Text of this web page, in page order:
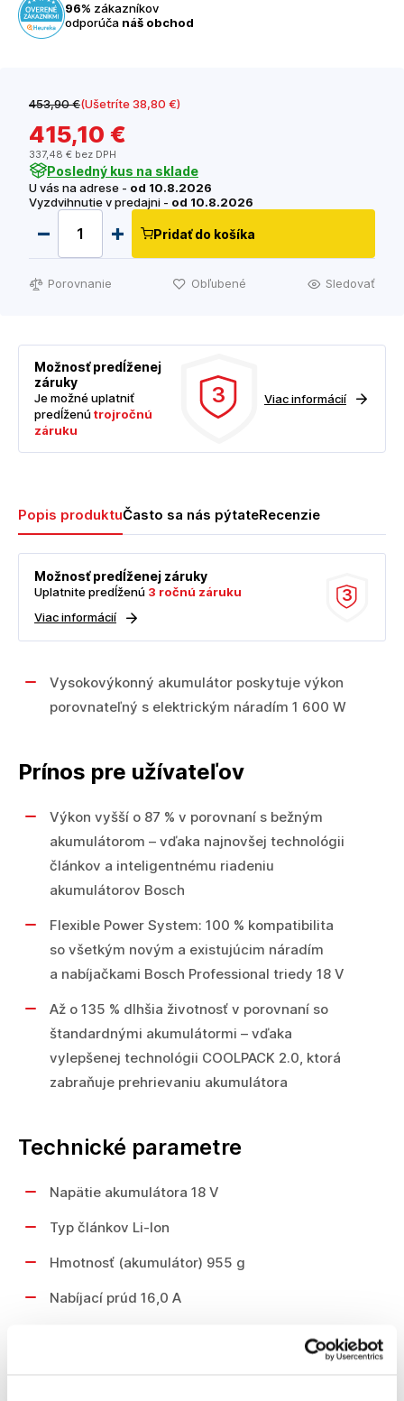
96% zákazníkov
odporúča náš obchod
453,90 €(Ušetríte 38,80 €)
415,10 €
337,48 € bez DPH
Posledný kus na sklade
U vás na adrese - od 10.8.2026
Vyzdvihnutie v predajni - od 10.8.2026
Pridať do košíka
Porovnanie Obľubené Sledovať
Možnosť predĺženej
záruky
Je možné uplatniť
predĺženútrojročnú
záruku
3 Viac informácií
Popis produktuČasto sa nás pýtateRecenzie
3
Možnosť predĺženej záruky
Uplatnite predĺženú 3 ročnú záruku
Viac informácií
Vysokovýkonný akumulátor poskytuje výkon
porovnateľný s elektrickým náradím 1 600 W
Prínos pre užívateľov
Výkon vyšší o 87 % v porovnaní s bežným
akumulátorom – vďaka najnovšej technológii
článkov a inteligentnému riadeniu
akumulátorov Bosch
Flexible Power System: 100 % kompatibilita
so všetkým novým a existujúcim náradím
a nabíjačkami Bosch Professional triedy 18 V
Až o 135 % dlhšia životnosť v porovnaní so
štandardnými akumulátormi – vďaka
vylepšenej technológii COOLPACK 2.0, ktorá
zabraňuje prehrievaniu akumulátora
Technické parametre
Napätie akumulátora 18 V
Typ článkov Li-Ion
Hmotnosť (akumulátor) 955 g
Nabíjací prúd 16,0 A